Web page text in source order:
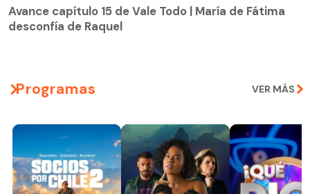
desconfía de Raquel
Avance capítulo 15 de Vale Todo | María de Fátima
desconfía de Raquel
Programas VER MÁS